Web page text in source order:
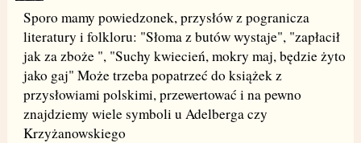
Sporo mamy powiedzonek, przysłów z pogranicza
literatury i folkloru: "Słoma z butów wystaje", "zapłacił
jak za zboże ", "Suchy kwiecień, mokry maj, będzie żyto
jako gaj" Może trzeba popatrzeć do książek z
przysłowiami polskimi, przewertować i na pewno
znajdziemy wiele symboli u Adelberga czy
Krzyżanowskiego